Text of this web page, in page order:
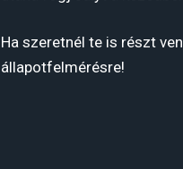
Ha szeretnél te is részt
állapotfelmérésre!